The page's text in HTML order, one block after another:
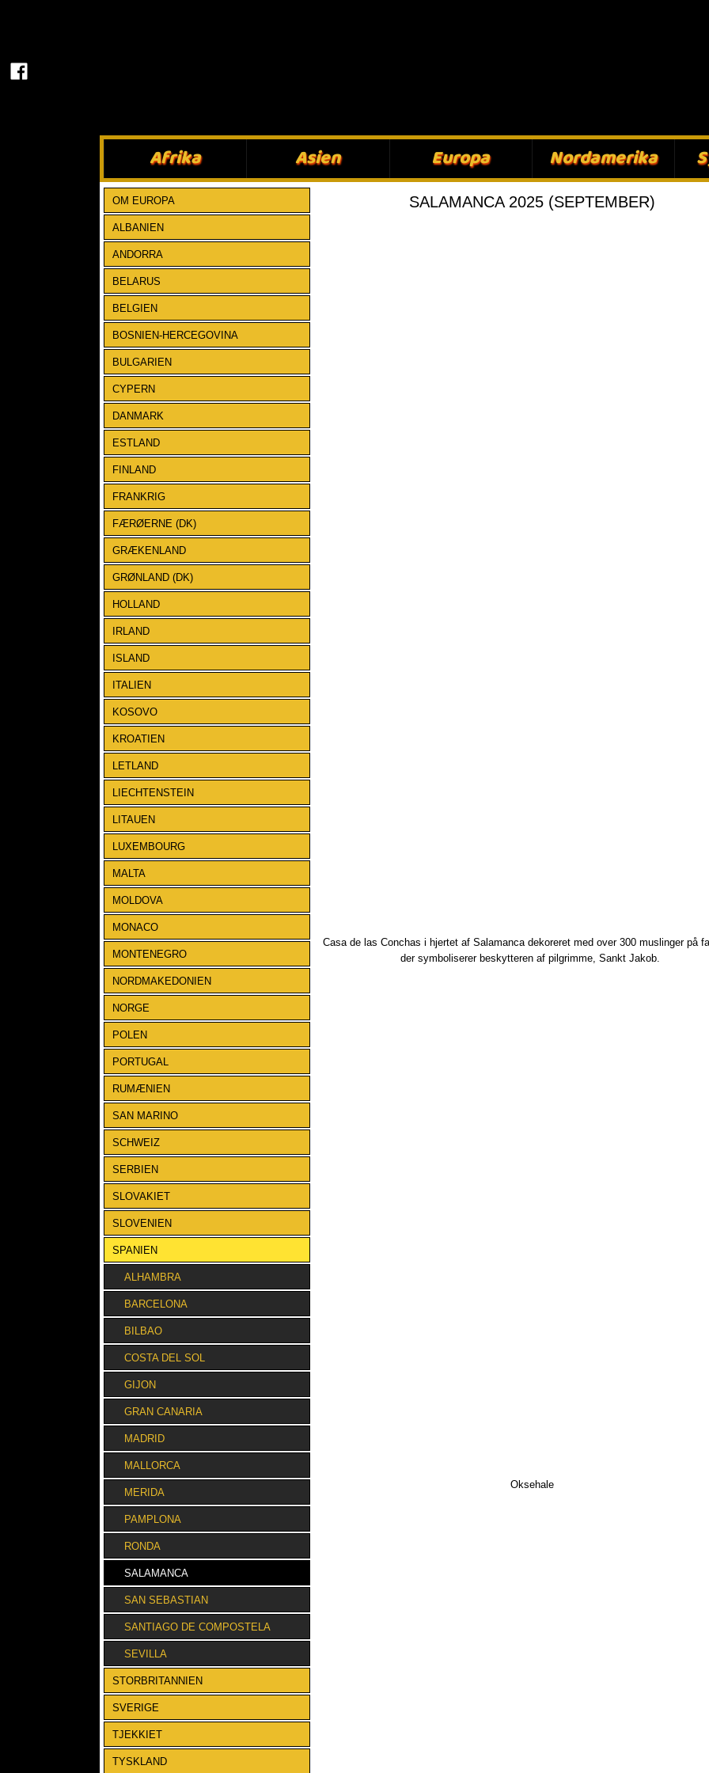
Afrika​ Asien​ Europa​ Nordamerika​
OM EUROPA
ALBANIEN
ANDORRA
BELARUS
BELGIEN
BOSNIEN-HERCEGOVINA
BULGARIEN
CYPERN
DANMARK
ESTLAND
FINLAND
FRANKRIG
FÆRØERNE (DK)
GRÆKENLAND
GRØNLAND (DK)
HOLLAND
IRLAND
ISLAND
ITALIEN
KOSOVO
KROATIEN
LETLAND
LIECHTENSTEIN
LITAUEN
LUXEMBOURG
MALTA
MOLDOVA
MONACO
MONTENEGRO
NORDMAKEDONIEN
NORGE
POLEN
PORTUGAL
RUMÆNIEN
SAN MARINO
SCHWEIZ
SERBIEN
SLOVAKIET
SLOVENIEN
SPANIEN
ALHAMBRA
BARCELONA
BILBAO
COSTA DEL SOL
GIJON
GRAN CANARIA
MADRID
MALLORCA
MERIDA
PAMPLONA
RONDA
SALAMANCA
SAN SEBASTIAN
SANTIAGO DE COMPOSTELA
SEVILLA
STORBRITANNIEN
SVERIGE
TJEKKIET
TYSKLAND
​SALAMANCA 2025 (SEPTEMBER)
Casa de las Conchas i hjertet af Salamanca dekoreret med over 300 muslinger på
der symboliserer beskytteren af pilgrimme, Sankt Jakob. ​
Oksehale​